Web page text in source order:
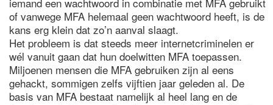
of vanwege MFA helemaal geen wachtwoord heeft, is de
kans erg klein dat zo’n aanval slaagt.
Het probleem is dat steeds meer internetcriminelen er
wél vanuit gaan dat hun doelwitten MFA toepassen.
Miljoenen mensen die MFA gebruiken zijn al eens
gehackt, sommigen zelfs vijftien jaar geleden al. De
basis van MFA bestaat namelijk al heel lang en de